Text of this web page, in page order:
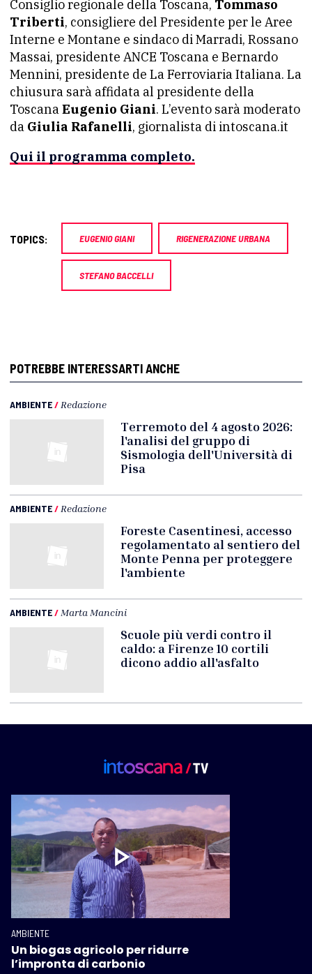
Consiglio regionale della Toscana, Tommaso
Triberti, consigliere del Presidente per le Aree
Interne e Montane e sindaco di Marradi, Rossano
Massai, presidente ANCE Toscana e Bernardo
Mennini, presidente de La Ferroviaria Italiana. La
chiusura sarà affidata al presidente della
ToscanaEugenio Giani. L’evento sarà moderato
da Giulia Rafanelli, giornalista di intoscana.it
Qui il programma completo.
TOPICS: EUGENIO GIANI RIGENERAZIONE URBANA
STEFANO BACCELLI
POTREBBE INTERESSARTI ANCHE
AMBIENTE/Redazione
Terremoto del 4 agosto 2026:
l'analisi del gruppo di
Sismologia dell'Università di
Pisa
AMBIENTE/Redazione
Foreste Casentinesi, accesso
regolamentato al sentiero del
Monte Penna per proteggere
l'ambiente
AMBIENTE/Marta Mancini
Scuole più verdi contro il
caldo: a Firenze 10 cortili
dicono addio all'asfalto
AMBIENTE
Un biogas agricolo per ridurre
l’impronta di carbonio